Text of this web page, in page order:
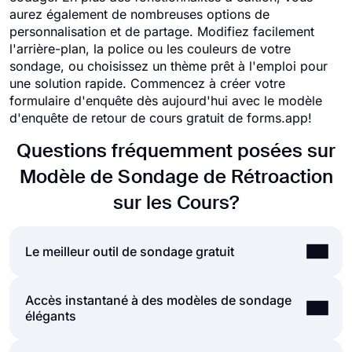
aurez également de nombreuses options de
personnalisation et de partage. Modifiez facilement
l'arrière-plan, la police ou les couleurs de votre
sondage, ou choisissez un thème prêt à l'emploi pour
une solution rapide. Commencez à créer votre
formulaire d'enquête dès aujourd'hui avec le modèle
d'enquête de retour de cours gratuit de forms.app!
Questions fréquemment posées sur
Modèle de Sondage de Rétroaction
sur les Cours?
Le meilleur outil de sondage gratuit
Si vous cherchez un moyen rapide et facile de
créer de bons sondages, forms.app est là pour
Accès instantané à des modèles de sondage
élégants